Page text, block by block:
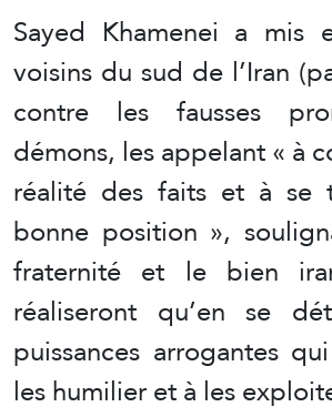
Sayed Khamenei a mis
voisins du sud de l’Iran
contre les fausses
démons, les appelant « à
réalité des faits et à se
bonne position »,
fraternité et le bien
réaliseront qu’en se
puissances arrogantes
les humilier et à les